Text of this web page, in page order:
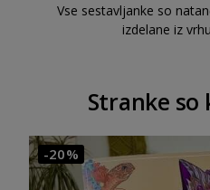
Vse sestavljanke so
izdelane iz
Stranke
-20%